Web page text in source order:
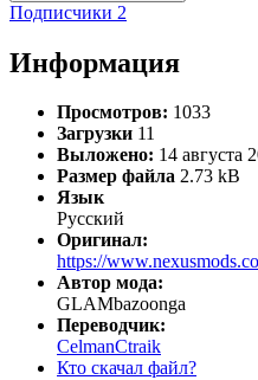
Подписчики 2
Информация
Просмотров: 1033
Загрузки 11
Выложено: 14 августа
Размер файла 2.73 kB
Язык
Русский
Оригинал:
https://
Автор мода:
GLAMbazoonga
Переводчик:
CelmanCtraik
Кто скачал файл?